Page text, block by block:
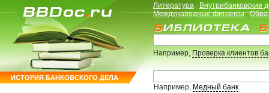
ИСТОРИЯ БАНКОВСКОГО ДЕЛА
Литература
Внутрибанковские
Международные финансы
Например,Проверка клиентов
Например, Медный банк